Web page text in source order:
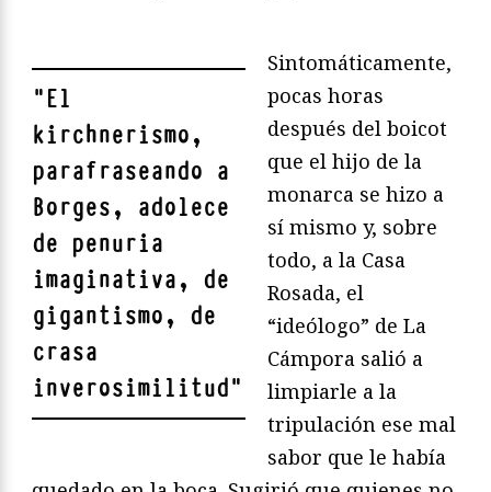
"El
kirchnerismo,
parafraseando a
Borges, adolece
de penuria
imaginativa, de
gigantismo, de
crasa
inverosimilitud"
Sintomáticamente,
pocas horas
después del boicot
que el hijo de la
monarca se hizo a
sí mismo y, sobre
todo, a la Casa
Rosada, el
“ideólogo” de La
Cámpora salió a
limpiarle a la
tripulación ese mal
sabor que le había